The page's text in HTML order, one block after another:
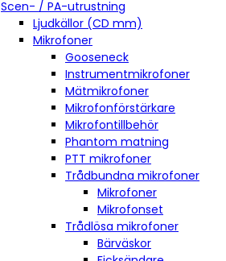
Scen- / PA-utrustning
Ljudkällor (CD mm)
Mikrofoner
Gooseneck
Instrumentmikrofoner
Mätmikrofoner
Mikrofonförstärkare
Mikrofontillbehör
Phantom matning
PTT mikrofoner
Trådbundna mikrofoner
Mikrofoner
Mikrofonset
Trådlösa mikrofoner
Bärväskor